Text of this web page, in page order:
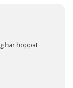
har hoppat